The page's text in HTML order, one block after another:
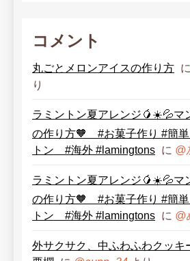
コメント
丸ごとメロンアイスの作り方 に
り
ラミントン夏アレンジ🥭☀️💦マ
の作り方🧡 #お菓子作り #簡単
トン #海外 #lamingtons に @
ラミントン夏アレンジ🥭☀️💦マ
の作り方🧡 #お菓子作り #簡単
トン #海外 #lamingtons に @
外サクサク、中ふわふわクッキ